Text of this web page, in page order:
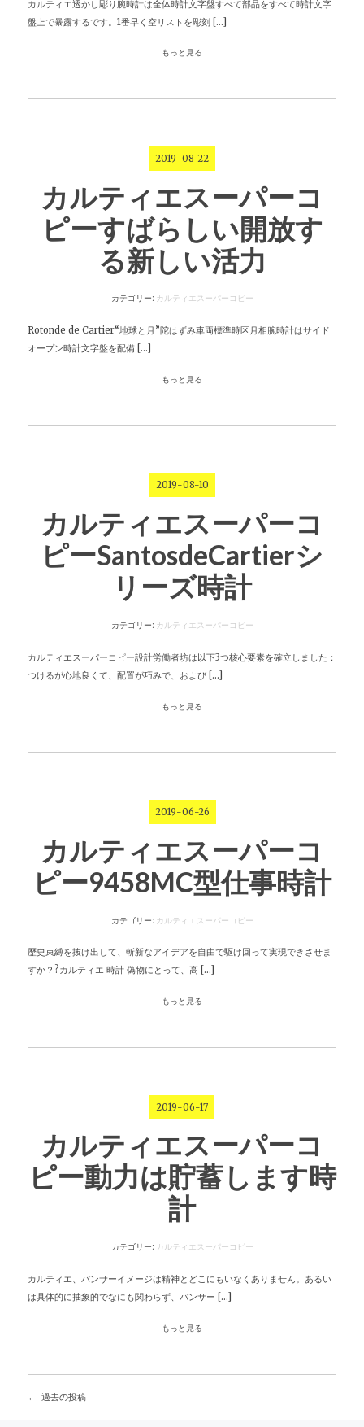
カルティエ透かし彫り腕時計は全体時計文字盤すべて部品をすべて時計文字
盤上で暴露するです。1番早く空リストを彫刻 […]
もっと見る
2019-08-22
カルティエスーパーコ
ピーすばらしい開放す
る新しい活力
カテゴリー: カルティエスーパーコピー
Rotonde de Cartier“地球と月”陀はずみ車両標準時区月相腕時計はサイド
オープン時計文字盤を配備 […]
もっと見る
2019-08-10
カルティエスーパーコ
ピーSantosdeCartierシ
リーズ時計
カテゴリー: カルティエスーパーコピー
カルティエスーパーコピー設計労働者坊は以下3つ核心要素を確立しました：
つけるが心地良くて、配置が巧みで、および […]
もっと見る
2019-06-26
カルティエスーパーコ
ピー9458MC型仕事時計
カテゴリー: カルティエスーパーコピー
歴史束縛を抜け出して、斬新なアイデアを自由で駆け回って実現できさせま
すか？?カルティエ 時計 偽物にとって、高 […]
もっと見る
2019-06-17
カルティエスーパーコ
ピー動力は貯蓄します時
計
カテゴリー: カルティエスーパーコピー
カルティエ、パンサーイメージは精神とどこにもいなくありません。あるい
は具体的に抽象的でなにも関わらず、パンサー […]
もっと見る
過去の投稿